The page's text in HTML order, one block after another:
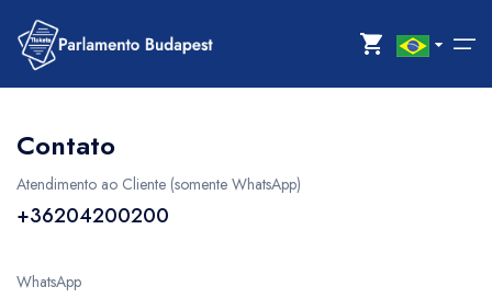
Início
Galeria de fotos
Contato
Contato
Atendimento ao Cliente (somente WhatsApp)
+36204200200
WhatsApp
Select your language